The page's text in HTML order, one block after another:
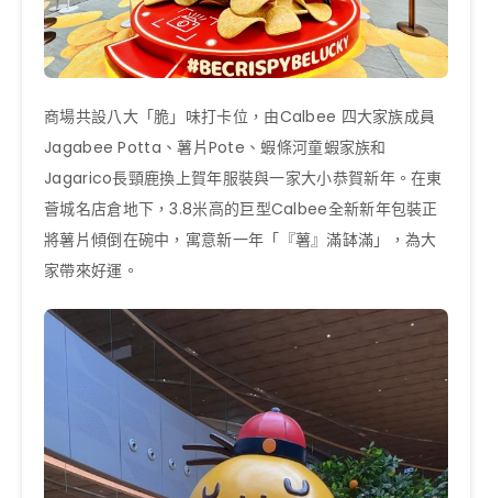
商場共設八大「脆」味打卡位，由Calbee 四大家族成員
Jagabee Potta、薯片Pote、蝦條河童蝦家族和
Jagarico長頸鹿換上賀年服裝與一家大小恭賀新年。在東
薈城名店倉地下，3.8米高的巨型Calbee全新新年包裝正
將薯片傾倒在碗中，寓意新一年「『薯』滿缽滿」，為大
家帶來好運。